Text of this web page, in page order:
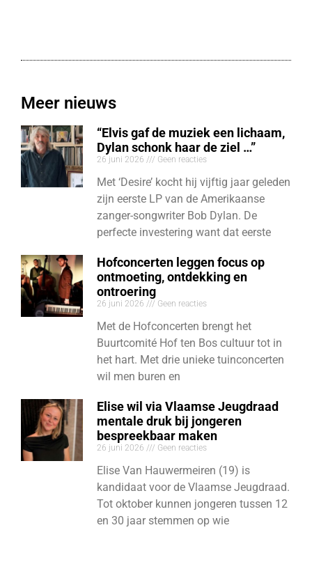
Meer nieuws
“Elvis gaf de muziek een lichaam,
Dylan schonk haar de ziel …”
26 juni 2026 Geen reacties
Met ‘Desire’ kocht hij vijftig jaar geleden
zijn eerste LP van de Amerikaanse
zanger-songwriter Bob Dylan. De
perfecte investering want dat eerste
Hofconcerten leggen focus op
ontmoeting, ontdekking en
ontroering
26 juni 2026 Geen reacties
Met de Hofconcerten brengt het
Buurtcomité Hof ten Bos cultuur tot in
het hart. Met drie unieke tuinconcerten
wil men buren en
Elise wil via Vlaamse Jeugdraad
mentale druk bij jongeren
bespreekbaar maken
26 juni 2026 Geen reacties
Elise Van Hauwermeiren (19) is
kandidaat voor de Vlaamse Jeugdraad.
Tot oktober kunnen jongeren tussen 12
en 30 jaar stemmen op wie